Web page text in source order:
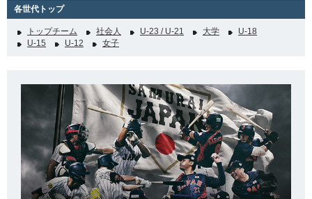
各世代トップ
トップチーム 社会人 U-23 / U-21 大学
U-18
U-15
U-12 女子